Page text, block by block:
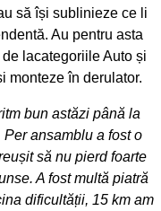
să își sublinieze ce li
Au pentru asta
lacategoriile Auto și
monteze în derulator.
bun astăzi până la
ansamblu a fost o
să nu pierd foarte
A fost multă piatră
dificultății, 15 km am